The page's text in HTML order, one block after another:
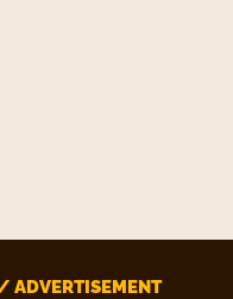
ADVERTISEMENT